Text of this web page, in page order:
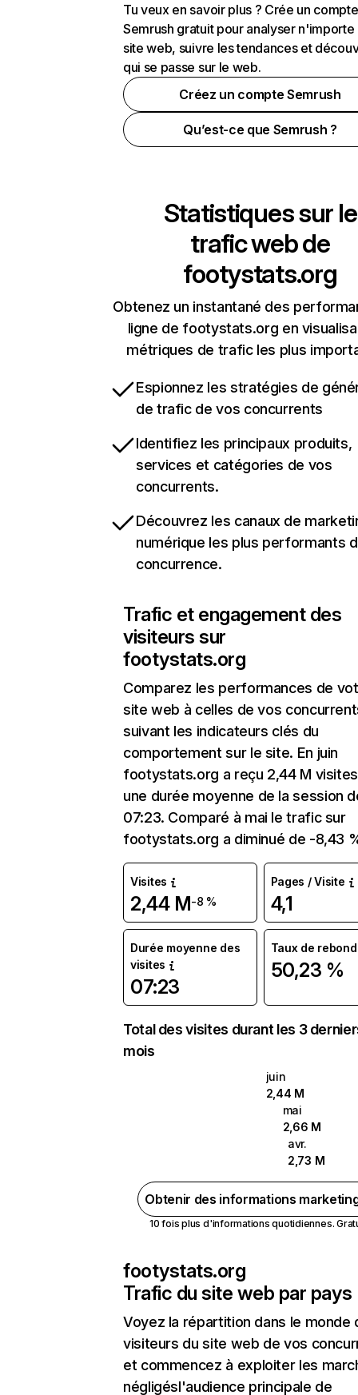
Tu veux en savoir plus ? Crée un compte
Semrush gratuit pour analyser n'importe
site web, suivre les tendances et
qui se passe sur le web.
Créez un compte Semrush
Qu’est-ce que Semrush ?
Statistiques sur le
trafic web de
footystats.org
Obtenez un instantané des
ligne de footystats.org en
métriques de trafic les plus
Espionnez les stratégies de
de trafic de vos concurrents
Identifiez les principaux produits,
services et catégories de vos
concurrents.
Découvrez les canaux de
numérique les plus performants
concurrence.
Trafic et engagement des
visiteurs sur
footystats.org
Comparez les performances de
site web à celles de vos
suivant les indicateurs clés du
comportement sur le site. En juin
footystats.org a reçu 2,44 M
une durée moyenne de la session
07:23. Comparé à mai le trafic sur
footystats.org a diminué de -8,43
Visites
2,44 M-8 %
Pages / Visite
4,1
Durée moyenne des
visites
07:23
Taux de rebond
50,23 %
Total des visites durant les 3
mois
juin
2,44 M
mai
2,66 M
avr.
2,73 M
Obtenir des informations
10 fois plus d'informations quotidiennes.
footystats.org
Trafic du site web par pays
Voyez la répartition dans le monde
visiteurs du site web de vos
et commencez à exploiter les
négligésl'audience principale de